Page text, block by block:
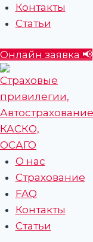
Контакты
Статьи
Онлайн заявка 📢
О нас
Страхование
FAQ
Контакты
Статьи